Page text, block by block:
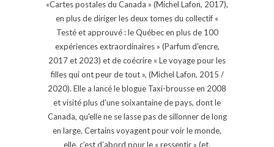
«Cartes postales du Canada » (Michel Lafon, 2017),
en plus de diriger les deux tomes du collectif «
Testé et approuvé : le Québec en plus de 100
expériences extraordinaires » (Parfum d'encre,
2017 et 2023) et de coécrire « Le voyage pour les
filles qui ont peur de tout », (Michel Lafon, 2015 /
2020). Elle a lancé le blogue Taxi-brousse en 2008
et visité plus d'une soixantaine de pays, dont le
Canada, qu'elle ne se lasse pas de sillonner de long
en large. Certains voyagent pour voir le monde,
elle, c’est d’abord pour le « ressentir » (et,